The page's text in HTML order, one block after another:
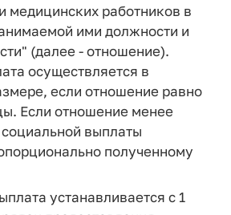
медицинских работников в
ими должности и
(далее - отношение).
осуществляется в
если отношение равно
Если отношение менее
выплаты
полученному
устанавливается с 1